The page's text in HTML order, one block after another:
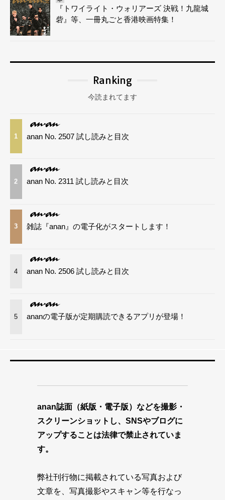
『トワイライト・ウォリアーズ 決戦！九龍城
砦』等、一冊丸ごと香港映画特集！
Ranking
今読まれてます
1 anan No. 2507 試し読みと目次
2 anan No. 2311 試し読みと目次
3 雑誌『anan』の電子化がスタートします！
4 anan No. 2506 試し読みと目次
5 ananの電子版が定期購読できるアプリが登場！
anan誌面（紙版・電子版）などを撮影・
スクリーンショットし、SNSやブログに
アップすることは法律で禁止されていま
す。
弊社刊行物に掲載されている写真および
文章を、写真撮影やスキャン等を行なっ